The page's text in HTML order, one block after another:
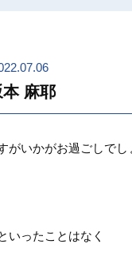
麻耶
がいかがお過ごしでし
いったことはなく